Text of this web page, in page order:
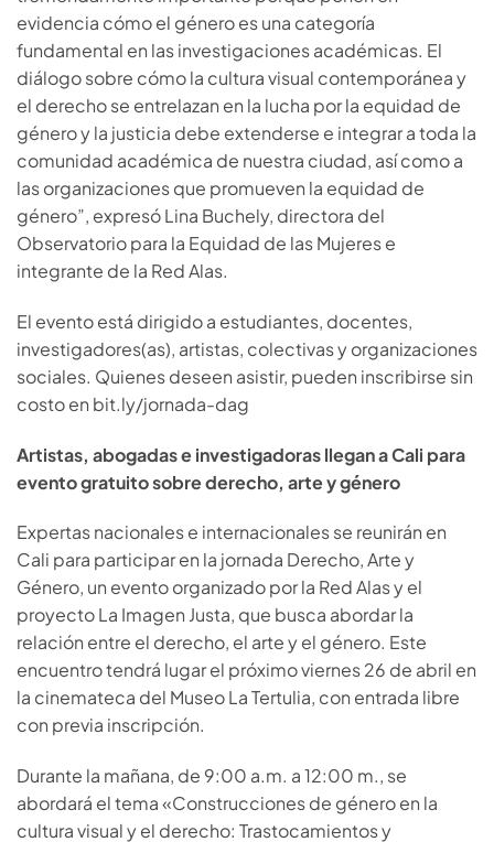
evidencia cómo el género es una categoría
fundamental en las investigaciones académicas. El
diálogo sobre cómo la cultura visual contemporánea y
el derecho se entrelazan en la lucha por la equidad de
género y la justicia debe extenderse e integrar a toda la
comunidad académica de nuestra ciudad, así como a
las organizaciones que promueven la equidad de
género”, expresó Lina Buchely, directora del
Observatorio para la Equidad de las Mujeres e
integrante de la Red Alas.
El evento está dirigido a estudiantes, docentes,
investigadores(as), artistas, colectivas y organizaciones
sociales. Quienes deseen asistir, pueden inscribirse sin
costo en bit.ly/jornada-dag
Artistas, abogadas e investigadoras llegan a Cali para
evento gratuito sobre derecho, arte y género
Expertas nacionales e internacionales se reunirán en
Cali para participar en la jornada Derecho, Arte y
Género, un evento organizado por la Red Alas y el
proyecto La Imagen Justa, que busca abordar la
relación entre el derecho, el arte y el género. Este
encuentro tendrá lugar el próximo viernes 26 de abril en
la cinemateca del Museo La Tertulia, con entrada libre
con previa inscripción.
Durante la mañana, de 9:00 a.m. a 12:00 m., se
abordará el tema «Construcciones de género en la
cultura visual y el derecho: Trastocamientos y